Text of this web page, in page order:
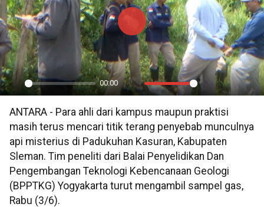
Play
00:00
Mute Settings
PIP
Play
ANTARA - Para ahli dari kampus maupun praktisi
masih terus mencari titik terang penyebab munculnya
api misterius di Padukuhan Kasuran, Kabupaten
Sleman. Tim peneliti dari Balai Penyelidikan Dan
Pengembangan Teknologi Kebencanaan Geologi
(BPPTKG) Yogyakarta turut mengambil sampel gas,
Rabu (3/6).